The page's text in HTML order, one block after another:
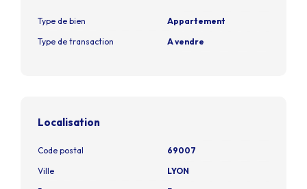
Type de bien
Appartement
Type de transaction
A vendre
Localisation
Code postal
69007
Ville
LYON